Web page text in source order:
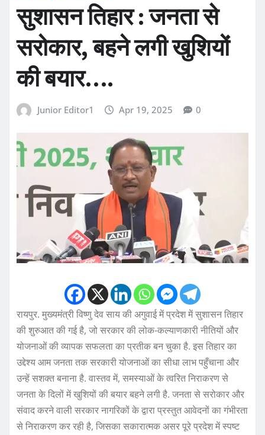
सुशासन तिहार : जनता से
सरोकार, बहने लगी खुशियों
की बयार….
Junior Editor1 Apr 19, 2025 0
रायपुर. मुख्यमंत्री विष्णु देव साय की अगुवाई में प्रदेश में सुशासन तिहार
की शुरुआत की गई है, जो सरकार की लोक-कल्याणकारी नीतियों और
योजनाओं की व्यापक सफलता का प्रतीक बन चुका है. इस तिहार का
उद्देश्य आम जनता तक सरकारी योजनाओं का सीधा लाभ पहुँचाना और
उन्हें सशक्त बनाना है. वास्तव में, समस्याओं के त्वरित निराकरण से
जनता के दिलों में खुशियों की बयार बहने लगी है. जनता से सरोकार और
संवाद करने वाली सरकार नागरिकों के द्वारा प्रस्तुत आवेदनों का गंभीरता
से निराकरण कर रही है, जिसका सकारात्मक असर पूरे प्रदेश में स्पष्ट